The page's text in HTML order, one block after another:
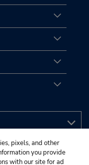
pixels, and other
you provide
with our site for ad